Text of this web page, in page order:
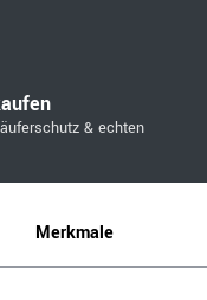
& echten
Merkmale